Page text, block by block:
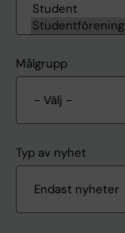
Målgrupp
Typ av nyhet